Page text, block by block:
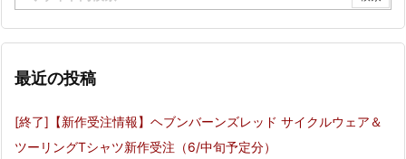
最近の投稿
[終了]【新作受注情報】ヘブンバーンズレッド サイクルウェア＆
ツーリングTシャツ新作受注（6/中旬予定分）